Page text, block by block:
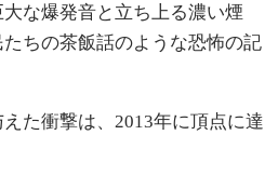
な爆発音と立ち上る濃い煙
ちの茶飯話のような恐怖の記
た衝撃は、2013年に頂点に達